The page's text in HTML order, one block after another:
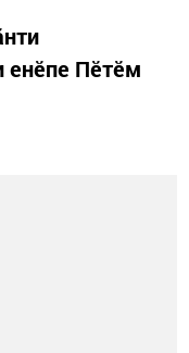
енӗпе Пӗтӗм